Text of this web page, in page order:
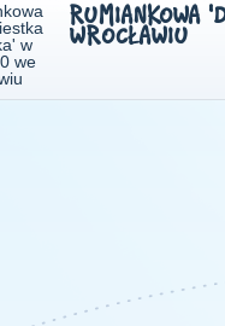
RUMIANKOWA
WROCŁAWIU